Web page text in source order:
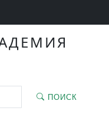
ПОИСК